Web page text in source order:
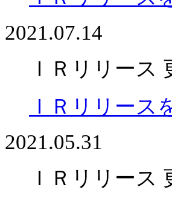
2021.07.14
ＩＲリリース
ＩＲリリース
2021.05.31
ＩＲリリース